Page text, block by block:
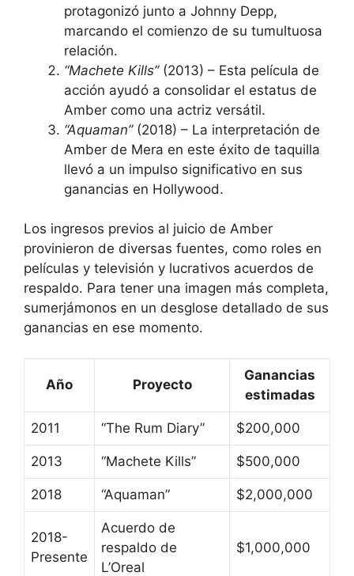
protagonizó junto a Johnny Depp,
marcando el comienzo de su tumultuosa
relación.
“Machete Kills”(2013) – Esta película de
acción ayudó a consolidar el estatus de
Amber como una actriz versátil.
“Aquaman”(2018) – La interpretación de
Amber de Mera en este éxito de taquilla
llevó a un impulso significativo en sus
ganancias en Hollywood.
Los ingresos previos al juicio de Amber
provinieron de diversas fuentes, como roles en
películas y televisión y lucrativos acuerdos de
respaldo. Para tener una imagen más completa,
sumerjámonos en un desglose detallado de sus
ganancias en ese momento.
Año Proyecto
Ganancias
estimadas
2011 “The Rum Diary” $200,000
2013 “Machete Kills” $500,000
2018 “Aquaman” $2,000,000
2018-
Presente
Acuerdo de
respaldo de
L’Oreal
$1,000,000